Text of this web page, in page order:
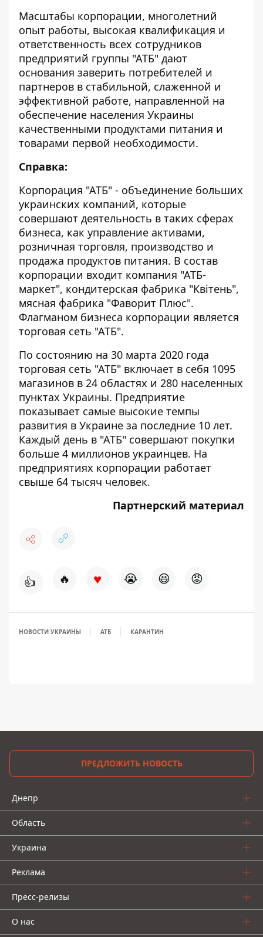
Масштабы корпорации, многолетний
опыт работы, высокая квалификация и
ответственность всех сотрудников
предприятий группы "АТБ" дают
основания заверить потребителей и
партнеров в стабильной, слаженной и
эффективной работе, направленной на
обеспечение населения Украины
качественными продуктами питания и
товарами первой необходимости.
Справка:
Корпорация "АТБ" - объединение больших
украинских компаний, которые
совершают деятельность в таких сферах
бизнеса, как управление активами,
розничная торговля, производство и
продажа продуктов питания. В состав
корпорации входит компания "АТБ-
маркет", кондитерская фабрика "Квітень",
мясная фабрика "Фаворит Плюс".
Флагманом бизнеса корпорации является
торговая сеть "АТБ".
По состоянию на 30 марта 2020 года
торговая сеть "АТБ" включает в себя 1095
магазинов в 24 областях и 280 населенных
пунктах Украины. Предприятие
показывает самые высокие темпы
развития в Украине за последние 10 лет.
Каждый день в "АТБ" совершают покупки
больше 4 миллионов украинцев. На
предприятиях корпорации работает
свыше 64 тысяч человек.
Партнерский материал
👍 🔥 ♥ 😭 😆 😡
НОВОСТИ УКРАИНЫ АТБ КАРАНТИН
ПРЕДЛОЖИТЬ НОВОСТЬ
Днепр
Область
Украина
Реклама
Пресс-релизы
О нас